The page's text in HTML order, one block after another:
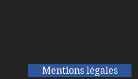
Mentions légales